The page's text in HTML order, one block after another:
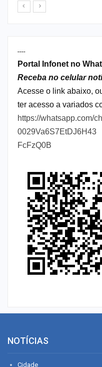
----
Portal Infonet no
Receba no celular
Acesse o link abaixo,
ter acesso a variados
https://whatsapp.com/
0029Va6S7EtDJ6H43
FcFzQ0B
NOTÍCIAS
Cidade